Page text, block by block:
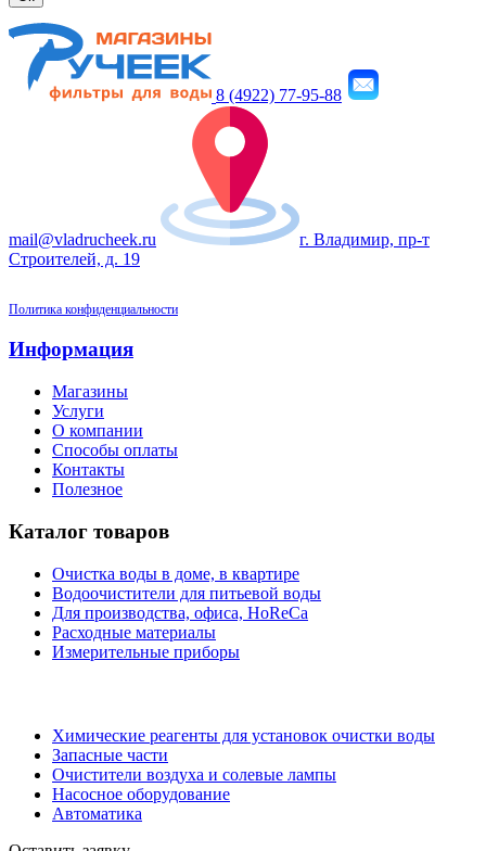
8 (4922) 77-95-88
mail@vladrucheek.ru
г. Владимир, пр-т
Строителей, д. 19
Политика конфиденциальности
Информация
Магазины
Услуги
О компании
Способы оплаты
Контакты
Полезное
Каталог товаров
Очистка воды в доме, в квартире
Водоочистители для питьевой воды
Для производства, офиса, HoReCa
Расходные материалы
Измерительные приборы
Химические реагенты для установок очистки воды
Запасные части
Очистители воздуха и солевые лампы
Насосное оборудование
Автоматика